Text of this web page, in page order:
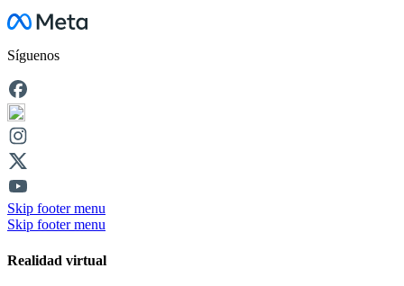
Facebook
Síguenos
Skip footer menu
Skip footer menu
Realidad virtual